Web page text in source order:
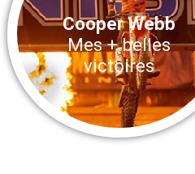
Cooper Webb
Mes + belles
victoires